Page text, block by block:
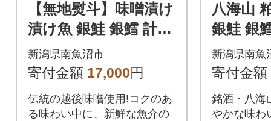
【無地熨斗】味噌漬け
漬け魚 銀鮭 銀鱈 計4
切 ホタテ 4個入 越後
味噌 新潟県 南魚沼市
新潟県南魚沼市
寄付金額 17,000円
伝統の越後味噌使用!コクのあ
る味わい中に、新鮮な魚介の
八海山
銀鮭 銀
タテ 4
魚沼市 8
新潟県南魚
寄付金額
銘酒・八海
やかな味わ